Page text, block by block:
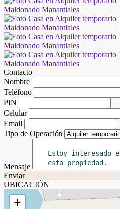
Contacto
Nombre
Teléfono
PIN
Celular
Email
Tipo de Operación
Mensaje
Enviar
UBICACIÓN
+